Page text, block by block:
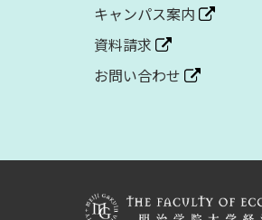
キャンパス案内
資料請求
お問い合わせ